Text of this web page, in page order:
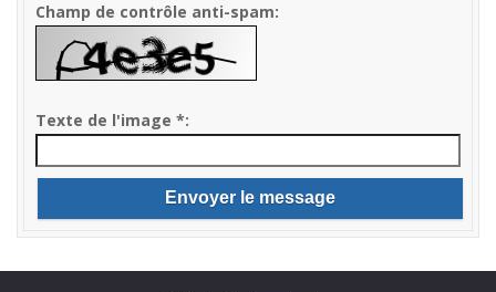
Champ de contrôle anti-spam
Texte de l'image *